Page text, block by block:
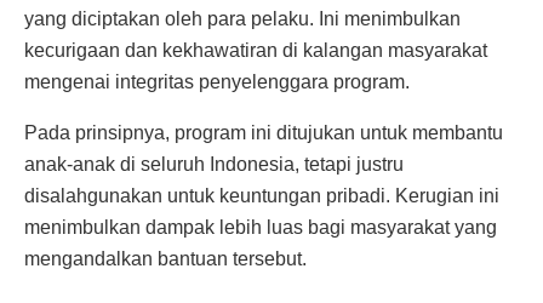
yang diciptakan oleh para pelaku. Ini menimbulkan
kecurigaan dan kekhawatiran di kalangan masyarakat
mengenai integritas penyelenggara program.
Pada prinsipnya, program ini ditujukan untuk membantu
anak-anak di seluruh Indonesia, tetapi justru
disalahgunakan untuk keuntungan pribadi. Kerugian ini
menimbulkan dampak lebih luas bagi masyarakat yang
mengandalkan bantuan tersebut.